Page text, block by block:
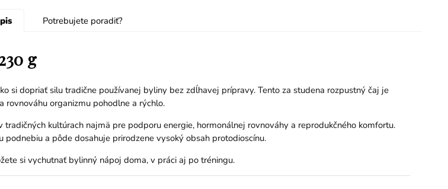
Potrebujete poradiť?
g
si dopriať silu tradične používanej byliny bez zdĺhavej prípravy. Tento za studena rozpustný čaj je
rovnováhu organizmu pohodlne a rýchlo.
kultúrach najmä pre podporu energie, hormonálnej rovnováhy a reprodukčného komfortu.
a pôde dosahuje prirodzene vysoký obsah protodioscínu.
si vychutnať bylinný nápoj doma, v práci aj po tréningu.